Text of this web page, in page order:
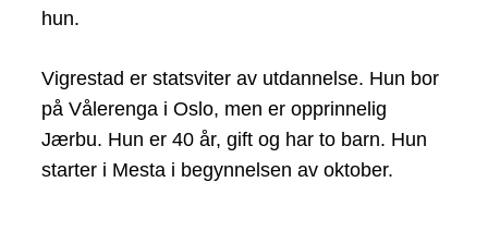
hun.
Vigrestad er statsviter av utdannelse. Hun bor
på Vålerenga i Oslo, men er opprinnelig
Jærbu. Hun er 40 år, gift og har to barn. Hun
starter i Mesta i begynnelsen av oktober.